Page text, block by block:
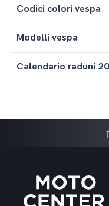
Codici colori vespa
Modelli vespa
Calendario raduni